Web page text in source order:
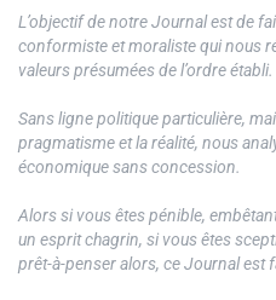
L’objectif de notre Journal est de
conformiste et moraliste qui nous
valeurs présumées de l’ordre établi.
Sans ligne politique particulière,
pragmatisme et la réalité, nous
économique sans concession.
Alors si vous êtes pénible,
un esprit chagrin, si vous êtes
prêt-à-penser alors, ce Journal est